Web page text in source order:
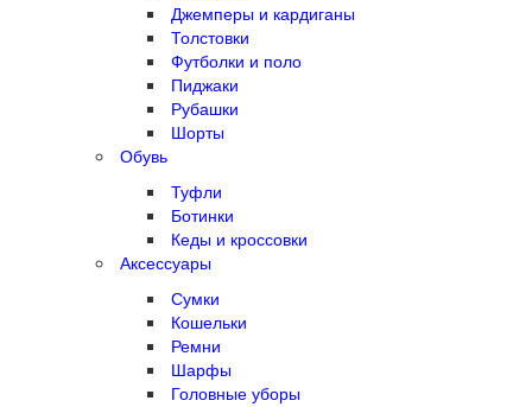
Джемперы и кардиганы
Толстовки
Футболки и поло
Пиджаки
Рубашки
Шорты
Обувь
Туфли
Ботинки
Кеды и кроссовки
Аксессуары
Сумки
Кошельки
Ремни
Шарфы
Головные уборы